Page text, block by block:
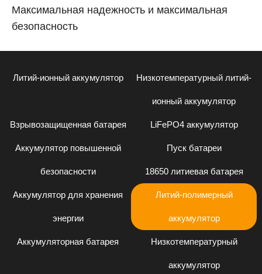
Максимальная надежность и максимальная
безопасность
Литий-ионный аккумулятор Низкотемпературный литий-
ионный аккумулятор
Взрывозащищенная батарея LiFePO4 аккумулятор
Аккумулятор повышенной
безопасности
Пуск батареи
18650 литиевая батарея
Аккумулятор для хранения
энергии
Литий-полимерный
аккумулятор
Аккумуляторная батарея Низкотемпературный
аккумулятор